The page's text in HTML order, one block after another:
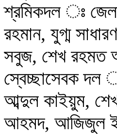
শ্রমিকদল ঃ
রহমান, যুগ্ম
সবুজ, শেখ রহমত
স্বেচ্ছাসেবক দল
আব্দুল কাইয়ুম,
আহমদ, আজিজুল